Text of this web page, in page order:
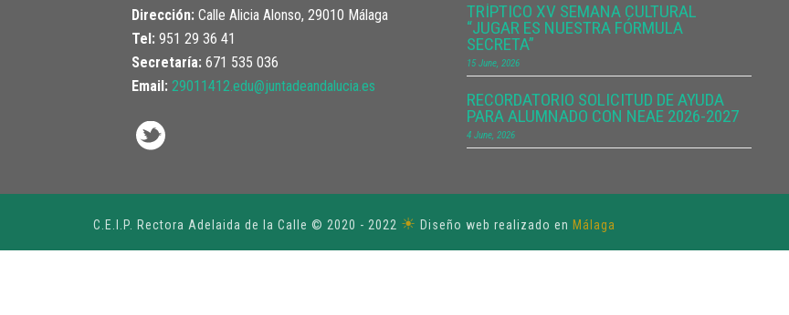
Dirección: Calle Alicia Alonso, 29010 Málaga
Tel: 951 29 36 41
Secretaría: 671 535 036
Email: 29011412.edu@juntadeandalucia.es
TRÍPTICO XV SEMANA CULTURAL
“JUGAR ES NUESTRA FÓRMULA
SECRETA”
15 June, 2026
RECORDATORIO SOLICITUD DE AYUDA
PARA ALUMNADO CON NEAE 2026-2027
4 June, 2026
C.E.I.P. Rectora Adelaida de la Calle © 2020 - 2022 ☀ Diseño web realizado en Málaga